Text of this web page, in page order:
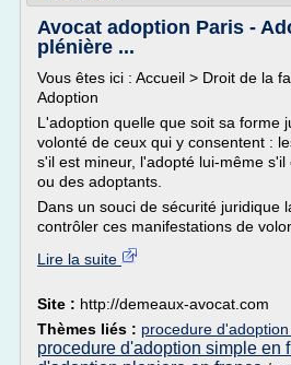
Avocat adoption Paris -
plénière ...
Vous êtes ici : Accueil > Droit de la
Adoption
L'adoption quelle que soit sa forme
volonté de ceux qui y consentent :
s'il est mineur, l'adopté lui-même s'il
ou des adoptants.
Dans un souci de sécurité juridique
contrôler ces manifestations de
Lire la suite
Site : http://demeaux-avocat.com
Thèmes liés : procedure
procedure d'adoption simple en